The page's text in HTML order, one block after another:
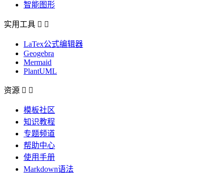
智能图形
实用工具  
LaTex公式编辑器
Geogebra
Mermaid
PlantUML
资源  
模板社区
知识教程
专题频道
帮助中心
使用手册
Markdown语法